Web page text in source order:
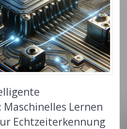
Lernen
Echtzeiterkennung